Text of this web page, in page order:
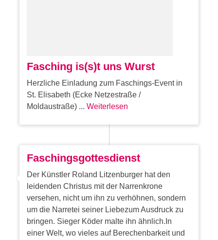
Fasching is(s)t uns Wurst
Herzliche Einladung zum Faschings-Event in
St. Elisabeth (Ecke Netzestraße /
Moldaustraße) ...Weiterlesen
Faschingsgottesdienst
Der Künstler Roland Litzenburger hat den
leidenden Christus mit der Narrenkrone
versehen, nicht um ihn zu verhöhnen, sondern
um die Narretei seiner Liebezum Ausdruck zu
bringen. Sieger Köder malte ihn ähnlich.In
einer Welt, wo vieles auf Berechenbarkeit und